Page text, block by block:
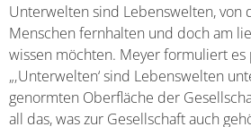
Unterwelten sind Lebenswelten, von
Menschen fernhalten und doch am
wissen möchten. Meyer formuliert es
„‚Unterwelten‘ sind Lebenswelten
genormten Oberfläche der
all das, was zur Gesellschaft auch